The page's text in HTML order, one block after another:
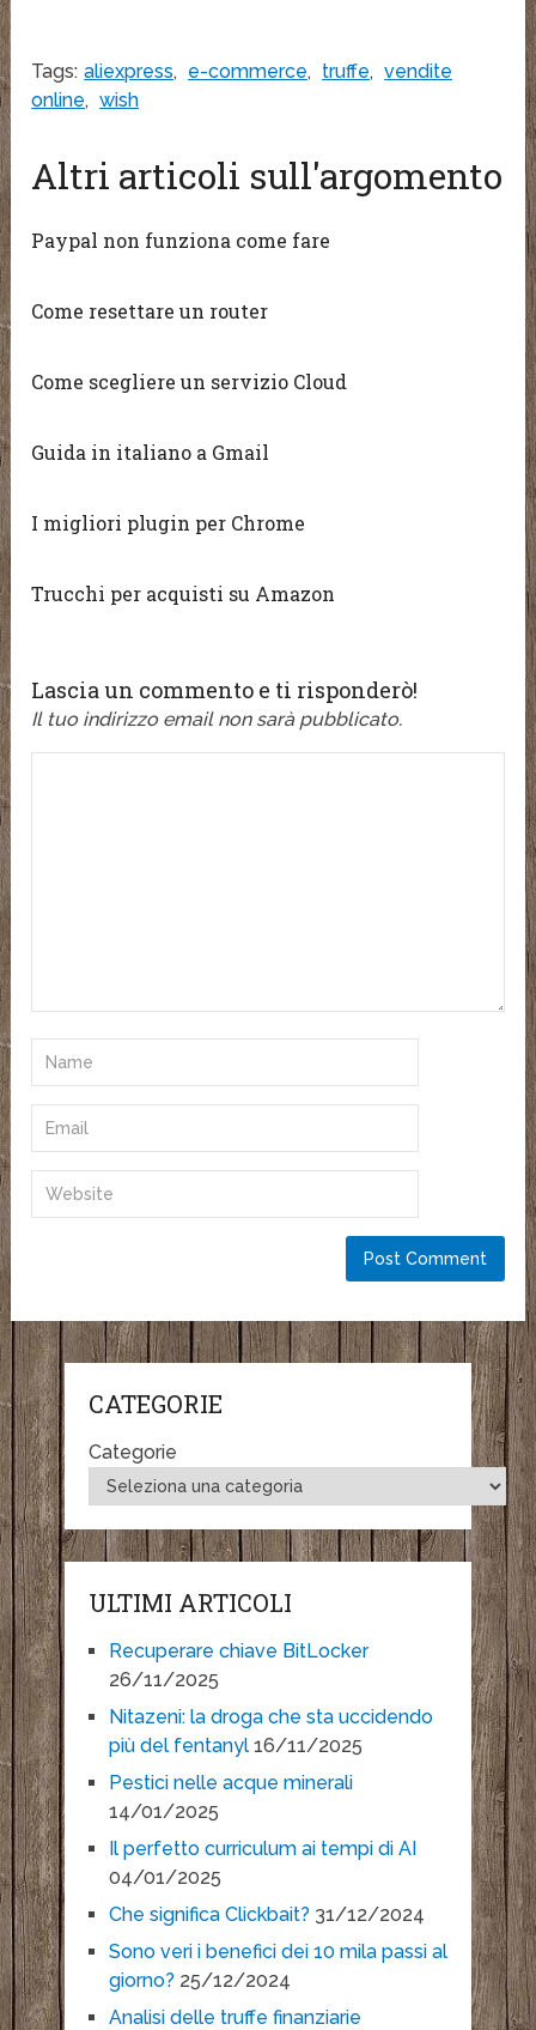
Tags: aliexpress, e-commerce, truffe, vendite
online, wish
Altri articoli sull'argomento
Paypal non funziona come fare
Come resettare un router
Come scegliere un servizio Cloud
Guida in italiano a Gmail
I migliori plugin per Chrome
Trucchi per acquisti su Amazon
Lascia un commento e ti risponderò!
Il tuo indirizzo email non sarà pubblicato.
CATEGORIE
Categorie
ULTIMI ARTICOLI
Recuperare chiave BitLocker
26/11/2025
Nitazeni: la droga che sta uccidendo
più del fentanyl 16/11/2025
Pestici nelle acque minerali
14/01/2025
Il perfetto curriculum ai tempi di AI
04/01/2025
Che significa Clickbait? 31/12/2024
Sono veri i benefici dei 10 mila passi al
giorno? 25/12/2024
Analisi delle truffe finanziarie